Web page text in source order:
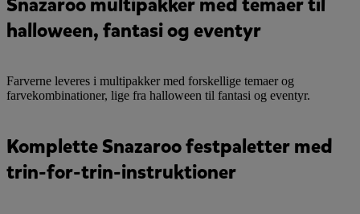
halloween, fantasi og eventyr
Farverne leveres i multipakker med forskellige temaer og
farvekombinationer, lige fra halloween til fantasi og eventyr.
Komplette Snazaroo festpaletter med
trin-for-trin-instruktioner